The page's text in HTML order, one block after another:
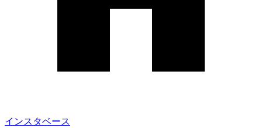
インスタベース